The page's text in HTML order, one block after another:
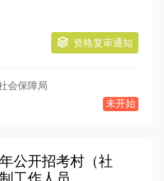
资格复审通知
会保障局
未开始
公开招考村（社